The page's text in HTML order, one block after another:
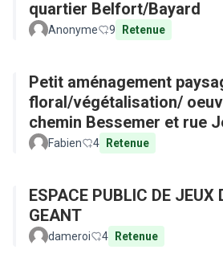
quartier Belfort/Bayard
Anonyme 9 Retenue
Petit aménagement
floral/végétalisation/
chemin Bessemer et rue
Rameau
Fabien 4 Retenue
ESPACE PUBLIC DE JEUX
GEANT
dameroi 4 Retenue